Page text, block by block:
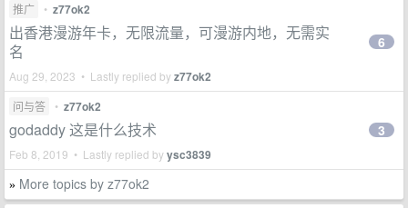
推广 • z77ok2
出香港漫游年卡，无限流量，可漫游内地，无需实
名
Aug 29, 2023 • Lastly replied byz77ok2
6
问与答 • z77ok2
godaddy 这是什么技术
Feb 8, 2019 • Lastly replied byysc3839
3
» More topics by z77ok2